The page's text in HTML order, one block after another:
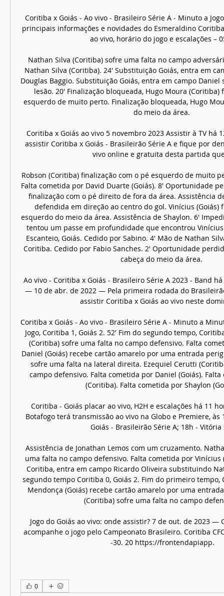
Coritiba x Goiás - Ao vivo - Brasileiro Série A - Minuto a
principais informações e novidades do Esmeraldino
ao vivo, horário do jogo e escalações –
Nathan Silva (Coritiba) sofre uma falta no campo
Nathan Silva (Coritiba). 24' Substituição Goiás, entra em
Douglas Baggio. Substituição Goiás, entra em campo
lesão. 20' Finalização bloqueada, Hugo Moura (Coritiba)
esquerdo de muito perto. Finalização bloqueada, Hugo
do meio da área.
Coritiba x Goiás ao vivo 5 novembro 2023 Assistir à TV há
assistir Coritiba x Goiás - Brasileirão Série A e fique por
vivo online e gratuita desta partida
Robson (Coritiba) finalização com o pé esquerdo de muito
Falta cometida por David Duarte (Goiás). 8' Oportunidade
finalização com o pé direito de fora da área. Assistência
defendida em direção ao centro do gol. Vinícius (Goiás)
esquerdo do meio da área. Assistência de Shaylon. 6'
tentou um passe em profundidade que encontrou
Escanteio, Goiás. Cedido por Sabino. 4' Mão de Nathan
Coritiba. Cedido por Fabio Sanches. 2' Oportunidade
cabeça do meio da área.
Ao vivo - Coritiba x Goiás - Brasileiro Série A 2023 - Band
— 10 de abr. de 2022 — Pela primeira rodada do
assistir Coritiba x Goiás ao vivo neste
Coritiba x Goiás - Ao vivo - Brasileiro Série A - Minuto a
Jogo, Coritiba 1, Goiás 2. 52' Fim do segundo tempo,
(Coritiba) sofre uma falta no campo defensivo. Falta
Daniel (Goiás) recebe cartão amarelo por uma entrada
sofre uma falta na lateral direita. Ezequiel Cerutti
campo defensivo. Falta cometida por Daniel (Goiás).
(Coritiba). Falta cometida por Shaylon
Coritiba - Goiás placar ao vivo, H2H e escalações há 11
Botafogo terá transmissão ao vivo na Globo e Premiere, às
Goiás - Brasileirão Série A; 18h - Vitória
Assistência de Jonathan Lemos com um cruzamento.
uma falta no campo defensivo. Falta cometida por Vinícius
Coritiba, entra em campo Ricardo Oliveira substituindo
segundo tempo Coritiba 0, Goiás 2. Fim do primeiro tempo,
Mendonça (Goiás) recebe cartão amarelo por uma
(Coritiba) sofre uma falta no campo
Jogo do Goiás ao vivo: onde assistir? 7 de out. de 2023 —
acompanhe o jogo pelo Campeonato Brasileiro. Coritiba
-30. 20 https://frontendapiapp.
0